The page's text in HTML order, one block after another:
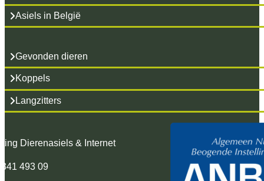
Asiels in België
Gevonden dieren
Koppels
Langzitters
Dierenasiels & Internet
493 09